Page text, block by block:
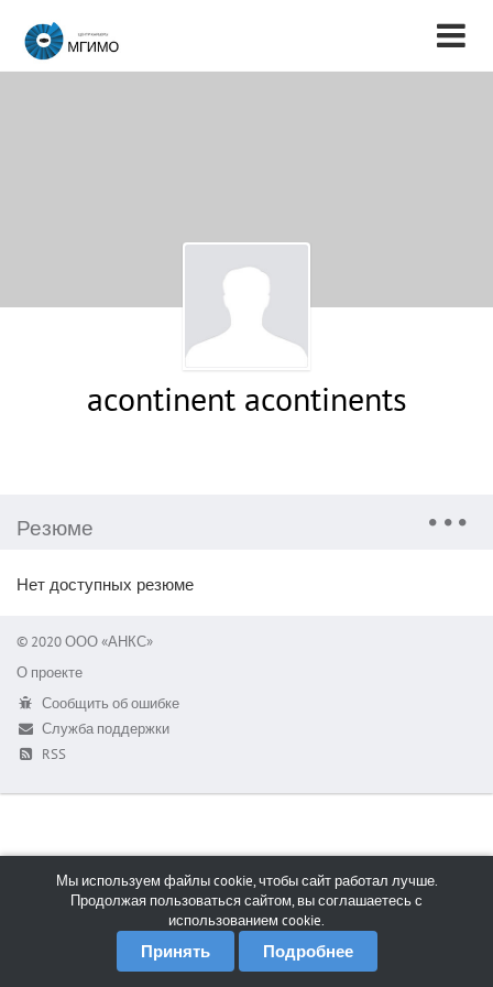
acontinent acontinents
Резюме
Нет доступных резюме
© 2020 ООО «АНКС»
О проекте
Сообщить об ошибке
Служба поддержки
RSS
Мы используем файлы cookie, чтобы сайт работал лучше.
Продолжая пользоваться сайтом, вы соглашаетесь с
использованием cookie.
Принять Подробнее